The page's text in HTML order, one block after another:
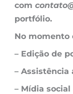
com
portfólio.
No momento
– Edição de
– Assistência
– Mídia social